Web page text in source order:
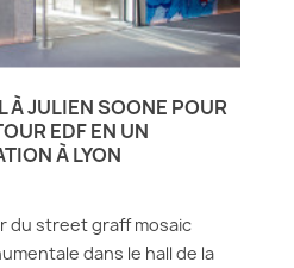
À JULIEN SOONE POUR
EDF EN UN
À LYON
du street graff mosaic
dans le hall de la